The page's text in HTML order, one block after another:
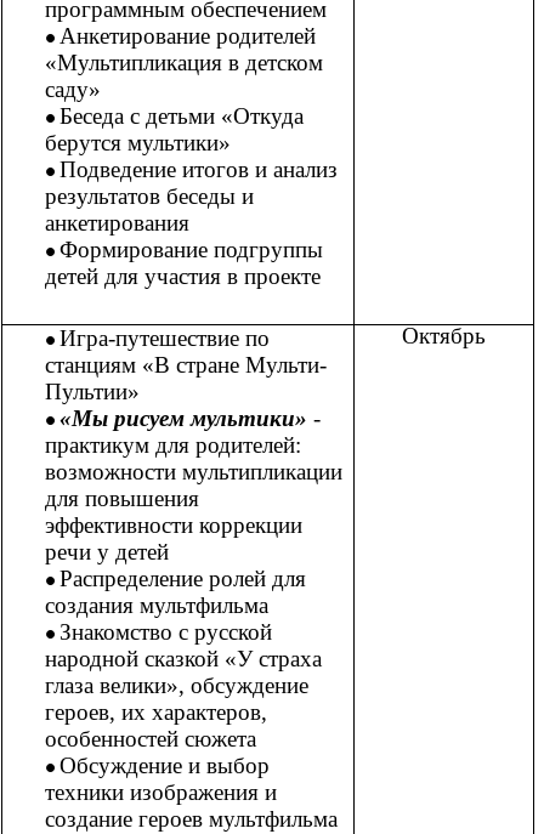
программным обеспечением
Анкетирование родителей
«Мультипликация в детском
саду»
Беседа с детьми «Откуда
берутся мультики»
Подведение итогов и анализ
результатов беседы и
анкетирования
Формирование подгруппы
детей для участия в проекте
Игра-путешествие по
станциям «В стране Мульти-
Пультии»
«Мы рисуем мультики» -
практикум для родителей:
возможности мультипликации
для повышения
эффективности коррекции
речи у детей
Распределение ролей для
создания мультфильма
Знакомство с русской
народной сказкой «У страха
глаза велики», обсуждение
героев, их характеров,
особенностей сюжета
Обсуждение и выбор
техники изображения и
создание героев мультфильма
Октябрь